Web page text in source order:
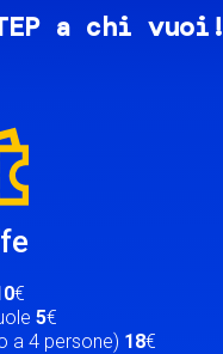
a chi vuoi!
€
5€
a 4 persone) 18€